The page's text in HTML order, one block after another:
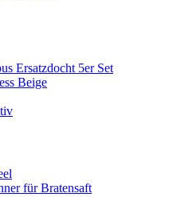
Ersatzdocht 5er Set
Beige
für Bratensaft